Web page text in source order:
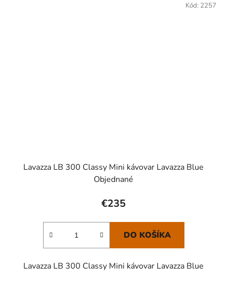
Lavazza LB 300 Classy Mini kávovar Lavazza Blue
Objednané
€235
DO KOŠÍKA
Lavazza LB 300 Classy Mini kávovar Lavazza Blue
Kód: 2257